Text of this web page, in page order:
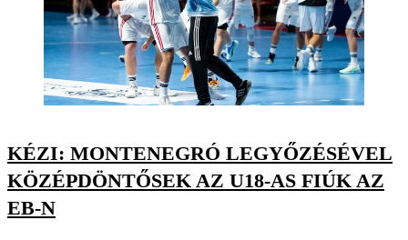
KÉZI: MONTENEGRÓ LEGYŐZÉSÉVEL
KÖZÉPDÖNTŐSEK AZ U18-AS FIÚK AZ
EB-N